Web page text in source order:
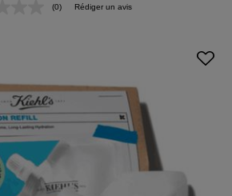
Aucune
la
même
page.
(0) Rédiger un avis